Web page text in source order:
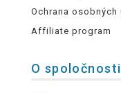
Ochrana osobných
Affiliate program
O spoločnosti